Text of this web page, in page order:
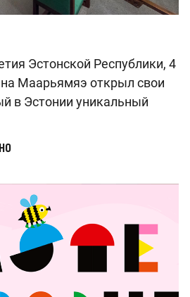
Эстонской Республики, 4
на Маарьямяэ открыл свои
в Эстонии уникальный